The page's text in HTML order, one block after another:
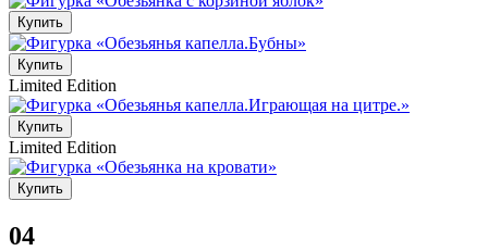
Купить
Купить
Limited Edition
Купить
Limited Edition
Купить
04